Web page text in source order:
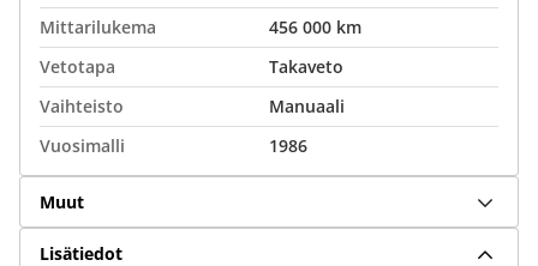
Mittarilukema
456 000 km
Vetotapa
Takaveto
Vaihteisto
Manuaali
Vuosimalli
1986
Muut
Lisätiedot